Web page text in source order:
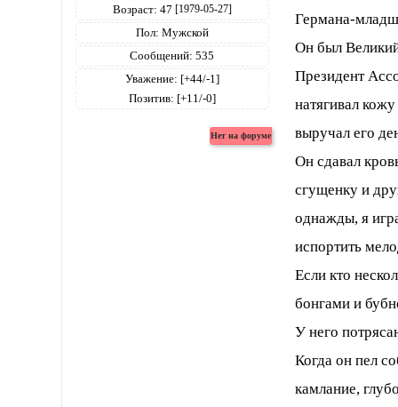
Возраст: 47 [1979-05-27]
Пол: Мужской
Сообщений: 535
Уважение: [+44/-1]
Позитив: [+11/-0]
Германа-
Он был
Президент
натягивал
выручал его
Он сдавал
сгущенку и
однажды, я
испортить
Если кто
бонгами и
У него
Когда он пел
камлание,